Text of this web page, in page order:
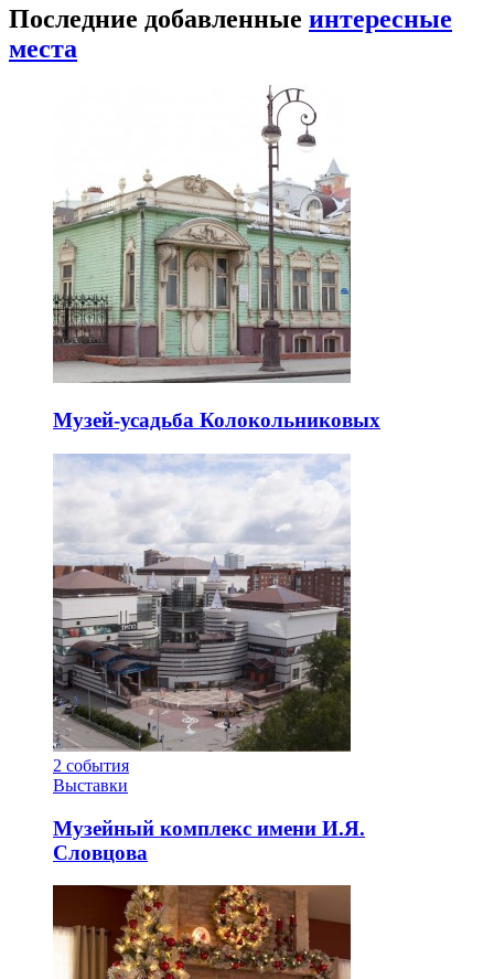
Последние добавленные интересные
места
Музей-усадьба Колокольниковых
2 события
Выставки
Музейный комплекс имени И.Я.
Словцова